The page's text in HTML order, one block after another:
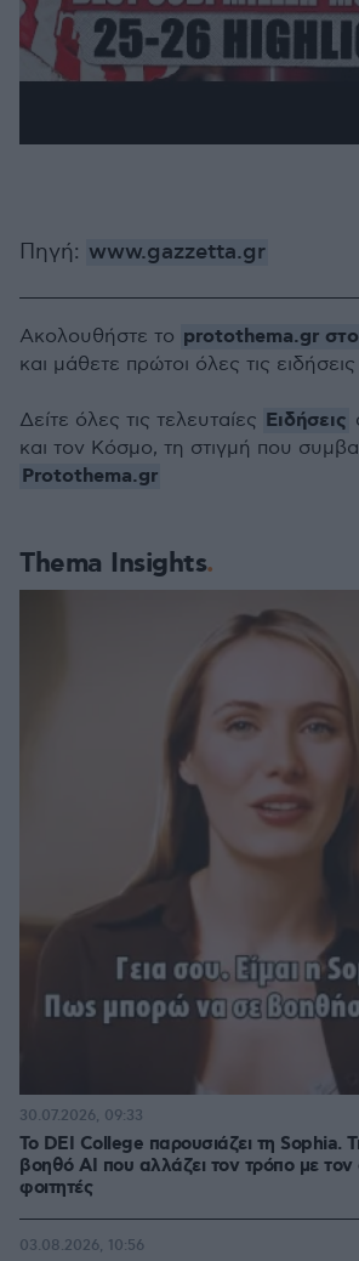
Πηγή: www.gazzetta.gr
Thema Insights
Το DEI College παρουσιάζει τη Sophia.
βοηθό AI που αλλάζει τον τρόπο με τον
φοιτητές
30.07.2026, 09:33
03.08.2026, 10:56
Ακολουθήστε το protothema.gr
και μάθετε πρώτοι όλες τις ειδήσεις
Δείτε όλες τις τελευταίες Ειδήσεις
και τον Κόσμο, τη στιγμή που
Protothema.gr